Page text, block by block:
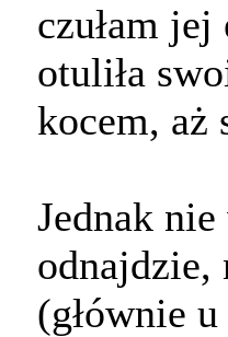
czułam
otuliła
kocem, aż
Jednak
odnajdzie,
(głównie